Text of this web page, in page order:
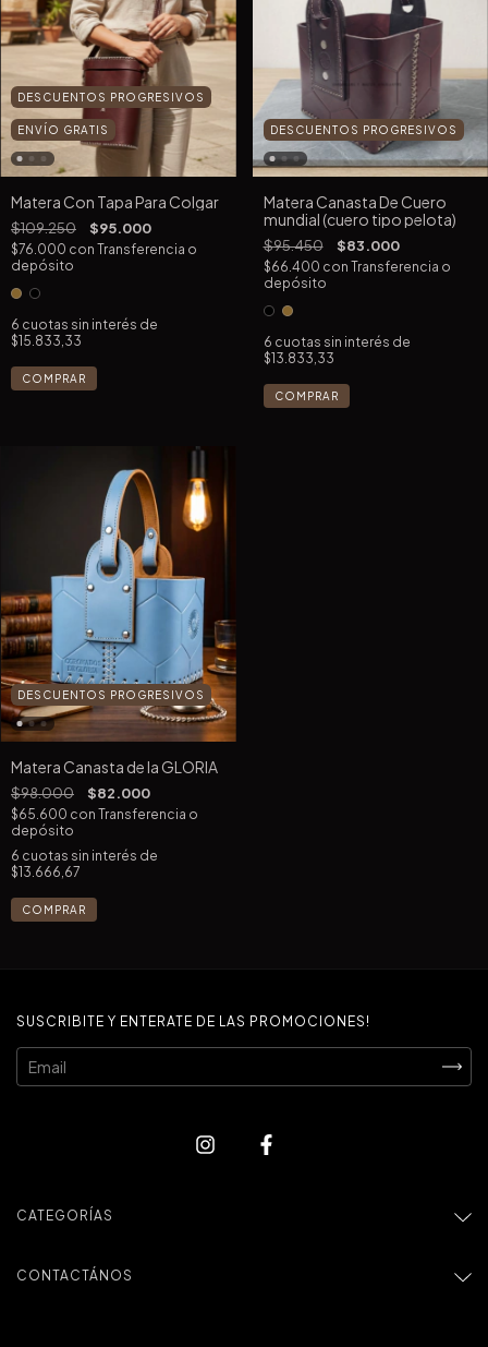
DESCUENTOS PROGRESIVOS
ENVÍO GRATIS
Matera Con Tapa Para Colgar
$109.250 $95.000
$76.000 con Transferencia o
depósito
6 cuotas sin interés de
$15.833,33
COMPRAR
DESCUENTOS PROGRESIVOS
Matera Canasta De Cuero
mundial (cuero tipo pelota)
$95.450 $83.000
$66.400 con Transferencia o
depósito
6 cuotas sin interés de
$13.833,33
COMPRAR
DESCUENTOS PROGRESIVOS
Matera Canasta de la GLORIA
$98.000 $82.000
$65.600 con Transferencia o
depósito
6 cuotas sin interés de
$13.666,67
SUSCRIBITE Y ENTERATE DE LAS PROMOCIONES!
CATEGORÍAS
CONTACTÁNOS